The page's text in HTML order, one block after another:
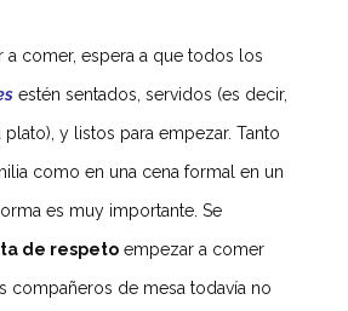
a comer, espera a que todos los
estén sentados, servidos (es decir,
y listos para empezar. Tanto
como en una cena formal en un
es muy importante. Se
de respetoempezar a comer
compañeros de mesa todavía no